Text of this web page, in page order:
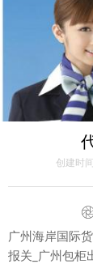
创建时
广州海岸国际
报关_广州包柜